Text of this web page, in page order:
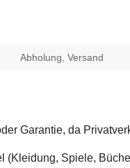
Abholung, Versand
Garantie, da
(Kleidung, Spiele,